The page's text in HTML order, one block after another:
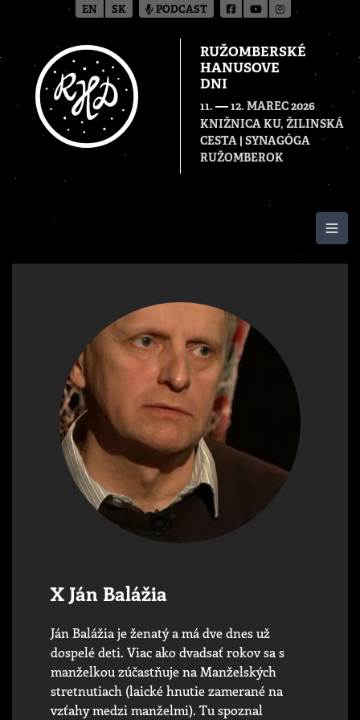
RUŽOMBERSKÉ
HANUSOVE
DNI
11. — 12. MAREC 2026
KNIŽNICA KU, ŽILINSKÁ
CESTA | SYNAGÓGA
RUŽOMBEROK
X Ján Balážia
Ján Balážia je ženatý a má dve dnes už
dospelé deti. Viac ako dvadsať rokov sa s
manželkou zúčastňuje na Manželských
stretnutiach (laické hnutie zamerané na
vzťahy medzi manželmi). Tu spoznal
EN SK PODCAST